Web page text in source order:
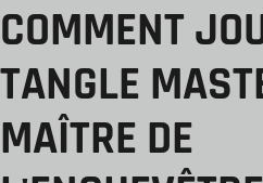
COMMENT
TANGLE
MAÎTRE DE